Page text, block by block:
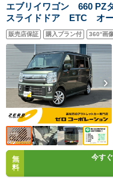
エブリイワゴン 660 PZ
スライドドア ETC オ
ー オートライト LED
アイドリングストップ
ラ 純正4インチアルミホ
販売店保証 購入プラン付 360°画
無
料
今す